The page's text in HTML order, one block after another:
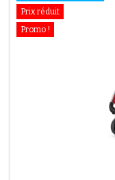
Prix réduit
Promo !